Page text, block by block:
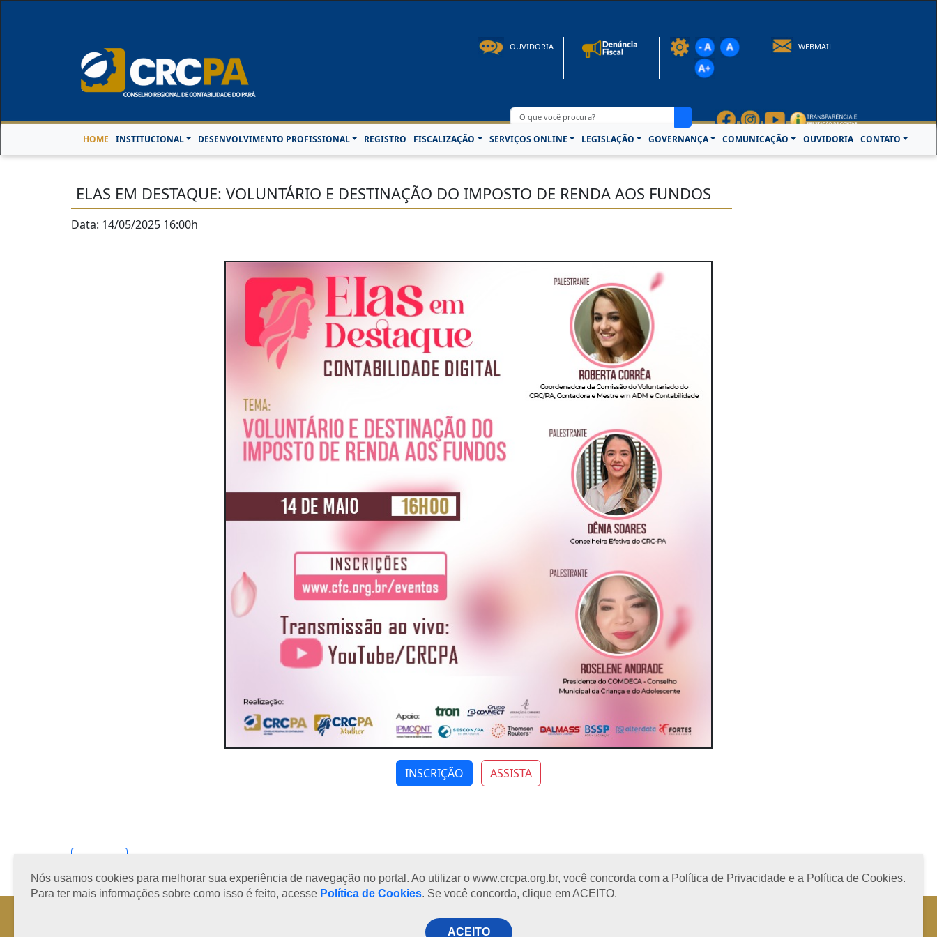
OUVIDORIA WEBMAIL
HOME INSTITUCIONAL DESENVOLVIMENTO PROFISSIONAL REGISTRO FISCALIZAÇÃO SERVIÇOS ONLINE LEGISLAÇÃO GOVERNANÇA COMUNICAÇÃO OUVIDORIA CONTATO
ELAS EM DESTAQUE: VOLUNTÁRIO E DESTINAÇÃO DO IMPOSTO DE RENDA AOS FUNDOS
Data: 14/05/2025 16:00h
INSCRIÇÃO ASSISTA
Nós usamos cookies para melhorar sua experiência de navegação no portal. Ao utilizar o www.crcpa.org.br, você concorda com a Política de Privacidade e a Política de Cookies.
Para ter mais informações sobre como isso é feito, acesse Política de Cookies. Se você concorda, clique em ACEITO.
ACEITO